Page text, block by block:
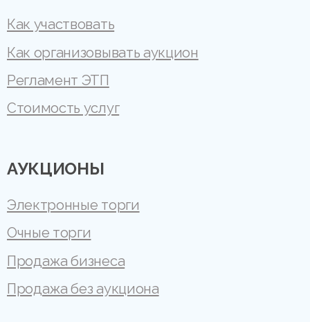
Как участвовать
Как организовывать аукцион
Регламент ЭТП
Стоимость услуг
АУКЦИОНЫ
Электронные торги
Очные торги
Продажа бизнеса
Продажа без аукциона